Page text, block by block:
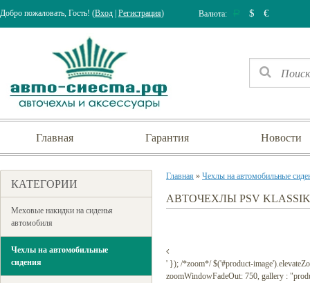
Добро пожаловать, Гость! (Вход Регистрация) Валюта: Р $ €
Главная Гарантия Новости
КАТЕГОРИИ
Меховые накидки на сиденья
автомобиля
Чехлы на автомобильные
сидения
Главная » Чехлы на автомобильные
АВТОЧЕХЛЫ PSV
' }); /*zoom*/ $('#product-
zoomWindowFadeOut: 750, gallery :